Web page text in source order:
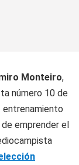
Monteiro,
número 10 de
entrenamiento
emprender el